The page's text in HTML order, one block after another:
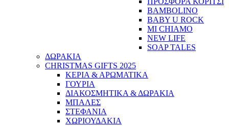
BAMBOLINO
BABY U ROCK
MI CHIAMO
NEW LIFE
SOAP TALES
ΔΩΡΑΚΙΑ
CHRISTMAS GIFTS 2025
ΚΕΡΙΑ & ΑΡΩΜΑΤΙΚΑ
ΓΟΥΡΙΑ
ΔΙΑΚΟΣΜΗΤΙΚΑ & ΔΩΡΑΚΙΑ
ΜΠΑΛΕΣ
ΣΤΕΦΑΝΙΑ
ΧΩΡΙΟΥΔΑΚΙΑ